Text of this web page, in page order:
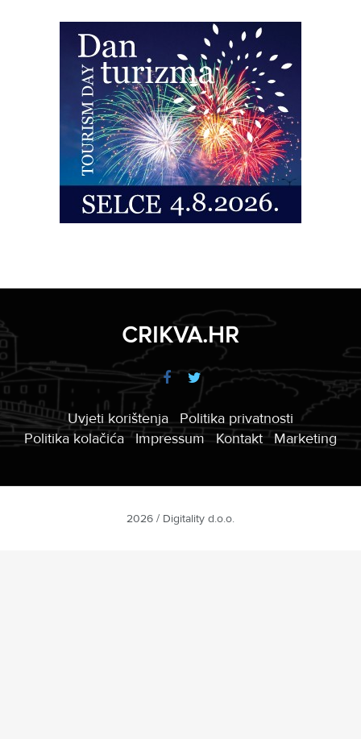
CRIKVA.HR
Uvjeti korištenja
Politika privatnosti
Politika kolačića
Impressum Kontakt Marketing
2026 / Digitality d.o.o.